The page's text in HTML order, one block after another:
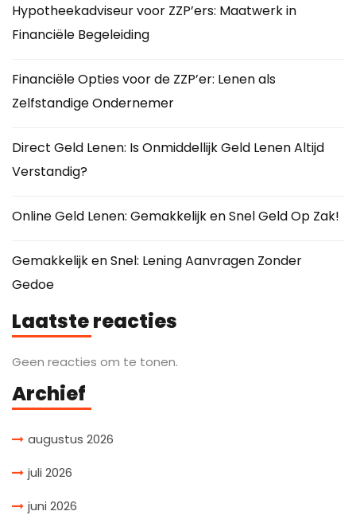
Hypotheekadviseur voor ZZP’ers: Maatwerk in
Financiële Begeleiding
Financiële Opties voor de ZZP’er: Lenen als
Zelfstandige Ondernemer
Direct Geld Lenen: Is Onmiddellijk Geld Lenen Altijd
Verstandig?
Online Geld Lenen: Gemakkelijk en Snel Geld Op Zak!
Gemakkelijk en Snel: Lening Aanvragen Zonder
Gedoe
Laatste reacties
Geen reacties om te tonen.
Archief
augustus 2026
juli 2026
juni 2026